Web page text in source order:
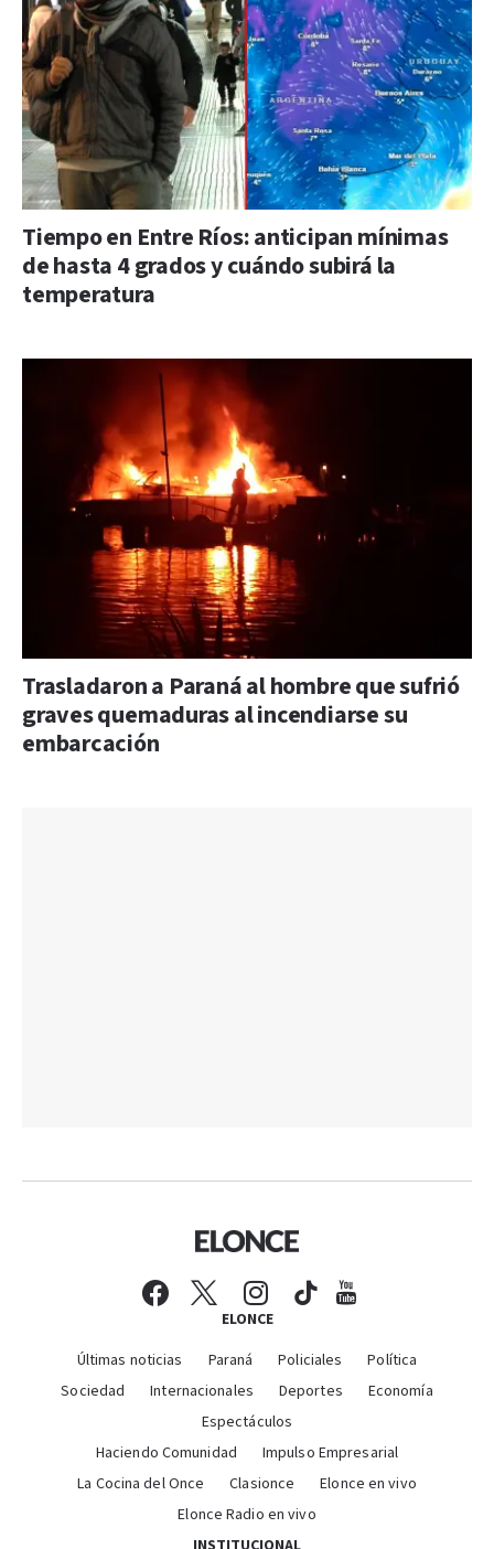
Tiempo en Entre Ríos: anticipan mínimas
de hasta 4 grados y cuándo subirá la
temperatura
Trasladaron a Paraná al hombre que sufrió
graves quemaduras al incendiarse su
embarcación
ELONCE
Últimas noticias Paraná Policiales
Política
Sociedad
Internacionales Deportes
Economía
Espectáculos
Haciendo Comunidad
Impulso Empresarial
La Cocina del Once
Clasionce
Elonce en vivo
Elonce Radio en vivo